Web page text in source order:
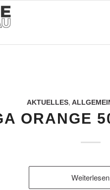
AKTUELLES,
ORANGE
Weiterlesen